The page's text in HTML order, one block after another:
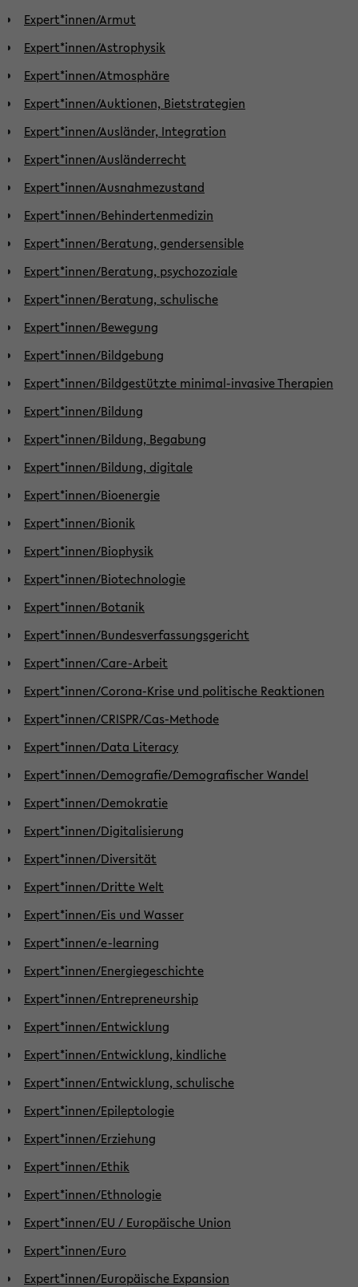
Expert*innen/Armut
Expert*innen/Astrophysik
Expert*innen/Atmosphäre
Expert*innen/Auktionen, Bietstrategien
Expert*innen/Ausländer, Integration
Expert*innen/Ausländerrecht
Expert*innen/Ausnahmezustand
Expert*innen/Behindertenmedizin
Expert*innen/Beratung, gendersensible
Expert*innen/Beratung, psychozoziale
Expert*innen/Beratung, schulische
Expert*innen/Bewegung
Expert*innen/Bildgebung
Expert*innen/Bildgestützte minimal-invasive Therapien
Expert*innen/Bildung
Expert*innen/Bildung, Begabung
Expert*innen/Bildung, digitale
Expert*innen/Bioenergie
Expert*innen/Bionik
Expert*innen/Biophysik
Expert*innen/Biotechnologie
Expert*innen/Botanik
Expert*innen/Bundesverfassungsgericht
Expert*innen/Care-Arbeit
Expert*innen/Corona-Krise und politische Reaktionen
Expert*innen/CRISPR/Cas-Methode
Expert*innen/Data Literacy
Expert*innen/Demografie/Demografischer Wandel
Expert*innen/Demokratie
Expert*innen/Digitalisierung
Expert*innen/Diversität
Expert*innen/Dritte Welt
Expert*innen/Eis und Wasser
Expert*innen/e-learning
Expert*innen/Energiegeschichte
Expert*innen/Entrepreneurship
Expert*innen/Entwicklung
Expert*innen/Entwicklung, kindliche
Expert*innen/Entwicklung, schulische
Expert*innen/Epileptologie
Expert*innen/Erziehung
Expert*innen/Ethik
Expert*innen/Ethnologie
Expert*innen/EU / Europäische Union
Expert*innen/Euro
Expert*innen/Europäische Expansion